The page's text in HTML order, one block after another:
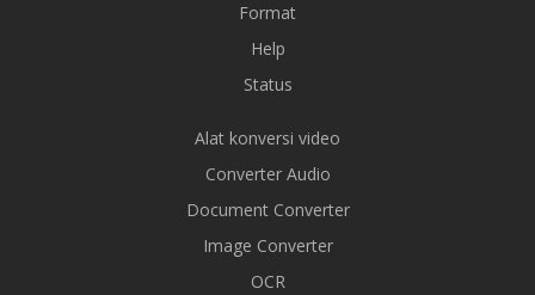
Format
Help
Status
Alat konversi video
Converter Audio
Document Converter
Image Converter
OCR